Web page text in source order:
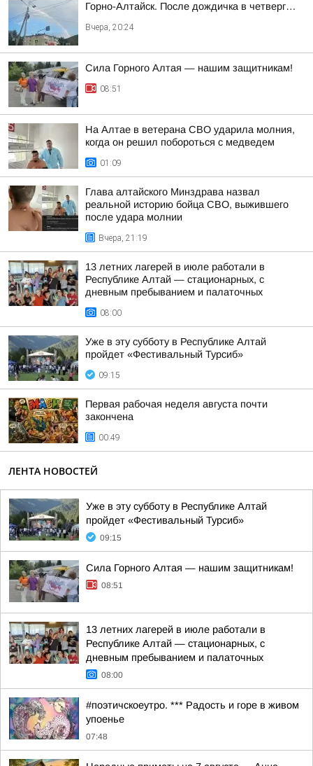
Горно-Алтайск. После дождичка в четверг…
Вчера, 20:24
Сила Горного Алтая — нашим защитникам!
08:51
На Алтае в ветерана СВО ударила молния,
когда он решил побороться с медведем
01:09
Глава алтайского Минздрава назвал
реальной историю бойца СВО, выжившего
после удара молнии
Вчера, 21:19
13 летних лагерей в июле работали в
Республике Алтай — стационарных, с
дневным пребыванием и палаточных
08:00
Уже в эту субботу в Республике Алтай
пройдет «Фестивальный Турсиб»
09:15
Первая рабочая неделя августа почти
закончена
00:49
ЛЕНТА НОВОСТЕЙ
Уже в эту субботу в Республике Алтай
пройдет «Фестивальный Турсиб»
09:15
Сила Горного Алтая — нашим защитникам!
08:51
13 летних лагерей в июле работали в
Республике Алтай — стационарных, с
дневным пребыванием и палаточных
08:00
#поэтичскоеутро. *** Радость и горе в живом
упоенье
07:48